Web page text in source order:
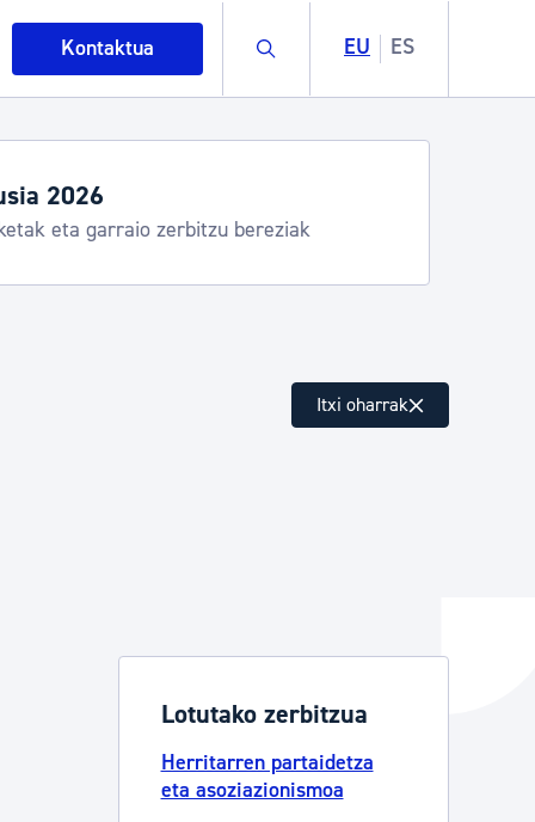
Kontaktua Buscar EU ES
eta ingurumena
eta bizikidetza
2026
eta garraio zerbitzu bereziak
Itxi oharrak
Lotutako zerbitzua
Herritarren partaidetza
eta asoziazionismoa